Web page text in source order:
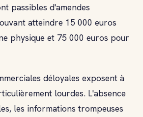
passibles d'amendes
atteindre 15 000 euros
physique et 75 000 euros pour
déloyales exposent à
lourdes. L'absence
les informations trompeuses